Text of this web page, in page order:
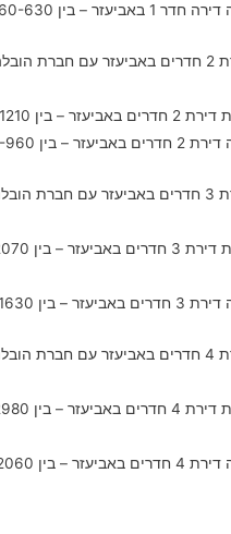
– בין 360-630 ש"ח
כמה עולה להוביל דירת 2 חדרים באביעזר עם חברת
780-1210 ש"ח
570-960 ש"ח
כמה עולה להוביל דירת 3 חדרים באביעזר עם חברת
טווח המחירים
1260-1630 ש"ח
כמה עולה להוביל דירת 4 חדרים באביעזר עם חברת
טווח המחירים
טווח המחירים לאריזה